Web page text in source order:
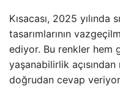
Kısacası, 2025
tasarımlarının
ediyor. Bu renkler hem
yaşanabilirlik
doğrudan cevap